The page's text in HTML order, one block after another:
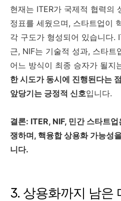
현재는 ITER가 국제적 협력의
정표를 세웠으며, 스타트업이
각 구도가 형성되어 있습니다.
근, NIF는 기술적 성과, 스타트
어느 방식이 최종 승자가 될지
한 시도가 동시에 진행된다는
앞당기는 긍정적 신호입니다.
결론: ITER, NIF, 민간 스타트
쟁하며, 핵융합 상용화 가능성
니다.
3. 상용화까지 남은